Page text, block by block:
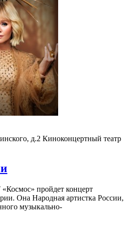
д.2 Киноконцертный театр
пройдет концерт
Она Народная артистка России,
музыкально-